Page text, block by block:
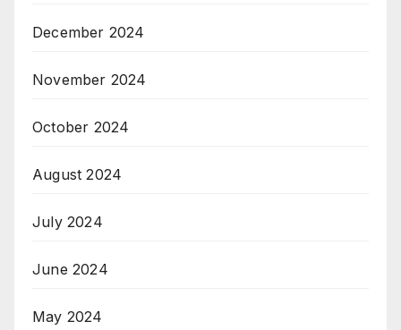
December 2024
November 2024
October 2024
August 2024
July 2024
June 2024
May 2024